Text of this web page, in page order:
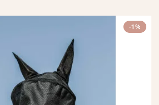
-1%